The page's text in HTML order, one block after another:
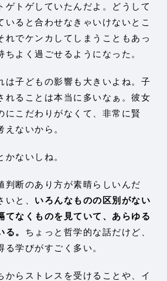
ゲトゲしていたんだよ。どうして
いると合わせなきゃいけないとこ
れでケンカしてしまうこともあっ
ちよく過ごせるようになった。
子どもの影響も大きいよね。子
れることは本当に多いなぁ。彼女
にこだわりがなくて、非常に賢
えないから。
ないしね。
断のあり方が素晴らしいんだ
いと、 いろんなものの区別がない
てなくものを見ていて、あらゆる
。 ちょっと哲学的な話だけど、
学びがすごく多い。
からストレスを受けることや、イ